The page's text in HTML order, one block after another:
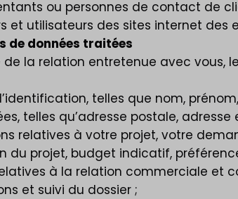
ou personnes de contact de
et utilisateurs des sites internet des
de données traitées
de la relation entretenue avec vous,
telles que nom,
telles qu’adresse postale,
relatives à votre projet, votre
du projet, budget indicatif,
à la relation commerciale et
et suivi du dossier ;